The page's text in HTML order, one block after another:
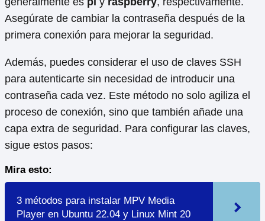
Asegúrate de cambiar la contraseña después de la
primera conexión para mejorar la seguridad.
Además, puedes considerar el uso de claves SSH
para autenticarte sin necesidad de introducir una
contraseña cada vez. Este método no solo agiliza el
proceso de conexión, sino que también añade una
capa extra de seguridad. Para configurar las claves,
sigue estos pasos:
Mira esto:
3 métodos para instalar MPV Media
Player en Ubuntu 22.04 y Linux Mint 20